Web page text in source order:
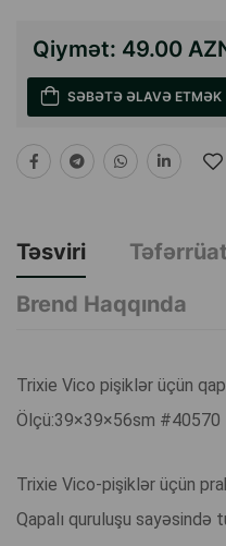
Qiymət: 49.00
SƏBƏTƏ ƏLAVƏ ETMƏK
Təsviri
Təfərrüat
Brend Haqqında
Trixie Vico pişiklər üçün
Ölçü:39×39×56sm #40570
Trixie Vico-pişiklər üçün
Qapalı quruluşu sayəsində